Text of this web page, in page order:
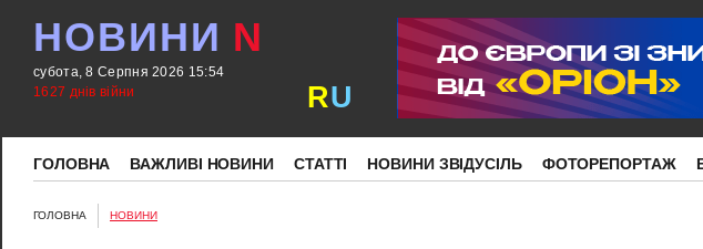
НОВИНИ N
субота, 8 Серпня 2026 15:54
1627 днів війни
RU
ГОЛОВНА ВАЖЛИВІ НОВИНИ СТАТТІ НОВИНИ ЗВІДУСІЛЬ ФОТОРЕПОРТАЖ
ГОЛОВНА НОВИНИ